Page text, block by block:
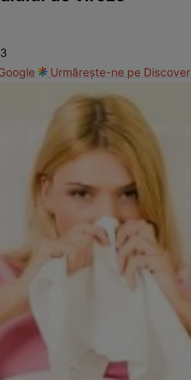
Urmărește-ne pe Discover